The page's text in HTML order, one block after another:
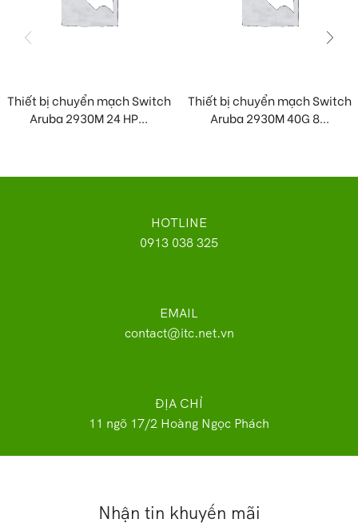
Thiết bị chuyển mạch Switch
Aruba 2930M 24 HP...
Thiết bị chuyển mạch Switch
Aruba 2930M 40G 8...
HOTLINE
0913 038 325
EMAIL
contact@itc.net.vn
ĐỊA CHỈ
11 ngõ 17/2 Hoàng Ngọc Phách
Nhận tin khuyến mãi